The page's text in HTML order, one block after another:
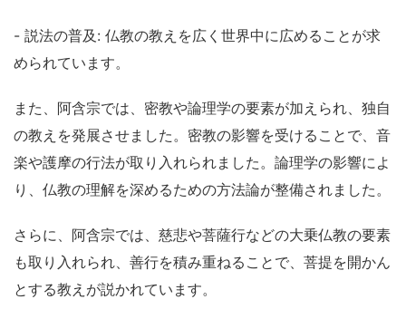
- 説法の普及: 仏教の教えを広く世界中に広めることが求
められています。
また、阿含宗では、密教や論理学の要素が加えられ、独自
の教えを発展させました。密教の影響を受けることで、音
楽や護摩の行法が取り入れられました。論理学の影響によ
り、仏教の理解を深めるための方法論が整備されました。
さらに、阿含宗では、慈悲や菩薩行などの大乗仏教の要素
も取り入れられ、善行を積み重ねることで、菩提を開かん
とする教えが説かれています。